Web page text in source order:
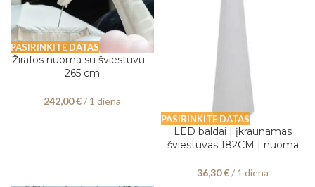
PASIRINKITE DATAS
Žirafos nuoma su šviestuvu –
265 cm
242,00€/ 1 diena
PASIRINKITE DATAS
LED baldai | įkraunamas
šviestuvas 182CM | nuoma
36,30€/ 1 diena